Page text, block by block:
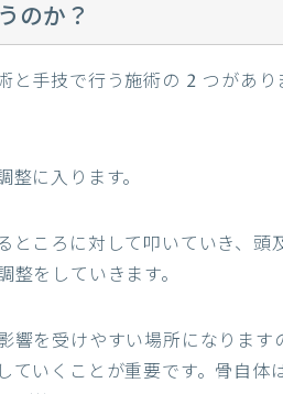
のか？
と手技で行う施術の 2 つがあり
に入ります。
ところに対して叩いていき、頭
をしていきます。
響を受けやすい場所になります
ていくことが重要です。骨自体